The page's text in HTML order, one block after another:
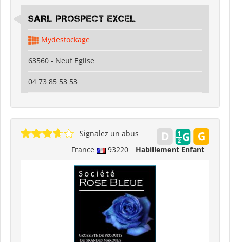
SARL PROSPECT EXCEL
Mydestockage
63560 - Neuf Eglise
04 73 85 53 53
France 93220 Habillement Enfant
Signalez un abus